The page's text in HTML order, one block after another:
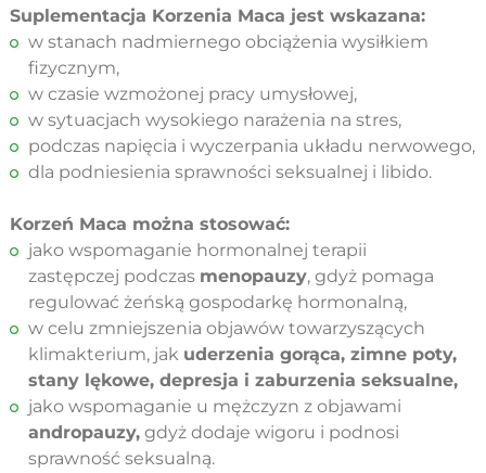
Suplementacja Korzenia Maca jest wskazana:
w stanach nadmiernego obciążenia wysiłkiem
fizycznym,
w czasie wzmożonej pracy umysłowej,
w sytuacjach wysokiego narażenia na stres,
podczas napięcia i wyczerpania układu nerwowego,
dla podniesienia sprawności seksualnej i libido.
Korzeń Maca można stosować:
jako wspomaganie hormonalnej terapii
zastępczej podczas menopauzy, gdyż pomaga
regulować żeńską gospodarkę hormonalną,
w celu zmniejszenia objawów towarzyszących
klimakterium, jak uderzenia gorąca, zimne poty,
stany lękowe, depresja i zaburzenia seksualne,
jako wspomaganie u mężczyzn z objawami
andropauzy, gdyż dodaje wigoru i podnosi
sprawność seksualną.